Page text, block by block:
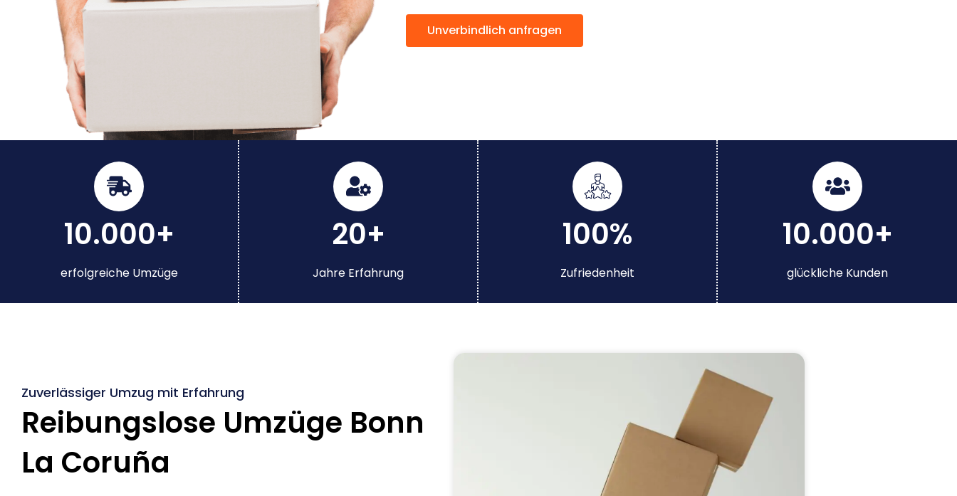
Unverbindlich anfragen
10.000+
erfolgreiche Umzüge
20+
Jahre Erfahrung
100%
Zufriedenheit
10.000+
glückliche Kunden
Zuverlässiger Umzug mit Erfahrung
Reibungslose Umzüge Bonn
La Coruña